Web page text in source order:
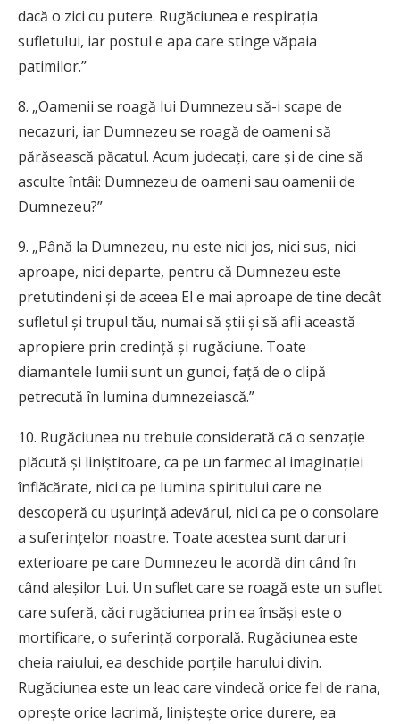
dacă o zici cu putere. Rugăciunea e respiraţia
sufletului, iar postul e apa care stinge văpaia
patimilor.”
8. „Oamenii se roagă lui Dumnezeu să-i scape de
necazuri, iar Dumnezeu se roagă de oameni să
părăsească păcatul. Acum judecaţi, care şi de cine să
asculte întâi: Dumnezeu de oameni sau oamenii de
Dumnezeu?”
9. „Până la Dumnezeu, nu este nici jos, nici sus, nici
aproape, nici departe, pentru că Dumnezeu este
pretutindeni şi de aceea El e mai aproape de tine decât
sufletul şi trupul tău, numai să ştii şi să afli această
apropiere prin credinţă şi rugăciune. Toate
diamantele lumii sunt un gunoi, faţă de o clipă
petrecută în lumina dumnezeiască.”
10. Rugăciunea nu trebuie considerată că o senzaţie
plăcută şi liniştitoare, ca pe un farmec al imaginaţiei
înflăcărate, nici ca pe lumina spiritului care ne
descoperă cu uşurinţă adevărul, nici ca pe o consolare
a suferinţelor noastre. Toate acestea sunt daruri
exterioare pe care Dumnezeu le acordă din când în
când aleşilor Lui. Un suflet care se roagă este un suflet
care suferă, căci rugăciunea prin ea însăşi este o
mortificare, o suferinţă corporală. Rugăciunea este
cheia raiului, ea deschide porţile harului divin.
Rugăciunea este un leac care vindecă orice fel de rana,
opreşte orice lacrimă, linişteşte orice durere, ea